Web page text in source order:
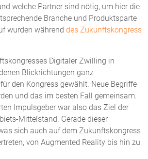
welche Partner sind nötig, um hier die
Branche und Produktsparte
wurden während des Zukunftskongress
Digitaler Zwilling in
Blickrichtungen ganz
den Kongress gewählt. Neue Begriffe
und das im besten Fall gemeinsam.
Impulsgeber war also das Ziel der
Mittelstand. Gerade dieser
sich auch auf dem Zukunftskongress
von Augmented Reality bis hin zu